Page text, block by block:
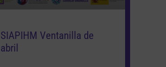
SIAPIHM Ventanilla de
abril